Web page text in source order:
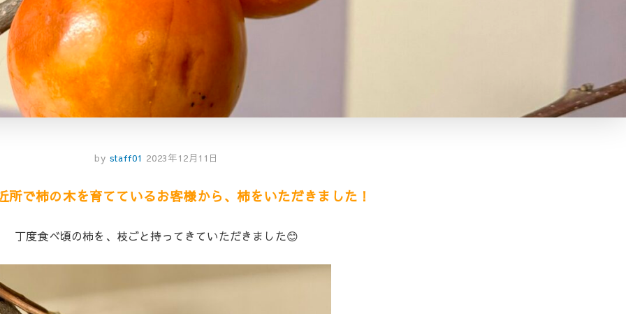
by staff01 2023年12月11日
所で柿の木を育てているお客様から、柿をいただきました！
丁度食べ頃の柿を、枝ごと持ってきていただきました😊